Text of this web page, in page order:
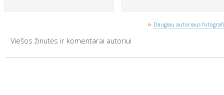
» Daugiau autoriaus
Viešos žinutės ir komentarai autoriui